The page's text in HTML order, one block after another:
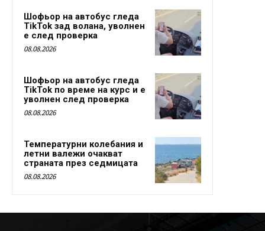
Шофьор на автобус гледа
TikTok зад волана, уволнен
е след проверка
08.08.2026
Шофьор на автобус гледа
TikTok по време на курс и е
уволнен след проверка
08.08.2026
Температурни колебания и
летни валежи очакват
страната през седмицата
08.08.2026